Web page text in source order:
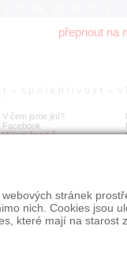
přepnout na
V čem jsme jiní?
Facebook
Výkup šperků
s perlami a
stránek
nich. Cookies jsou
které mají na starost